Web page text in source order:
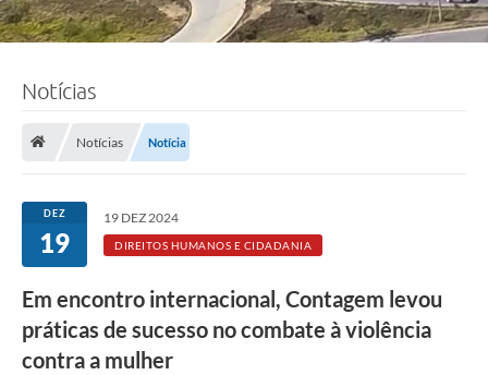
Notícias
Notícias Notícia
DEZ
19
19 DEZ 2024
DIREITOS HUMANOS E CIDADANIA
Em encontro internacional, Contagem levou
práticas de sucesso no combate à violência
contra a mulher